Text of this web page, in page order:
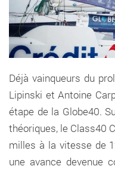
Déjà vainqueurs du
Lipinski et Antoine
étape de la Globe40.
théoriques, le Class40
milles à la vitesse de
une avance devenue